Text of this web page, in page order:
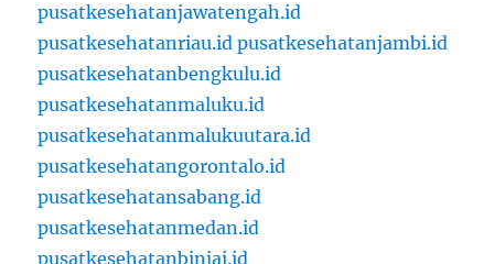
pusatkesehatanjawatengah.id
pusatkesehatanriau.id pusatkesehatanjambi.id
pusatkesehatanbengkulu.id
pusatkesehatanmaluku.id
pusatkesehatanmalukuutara.id
pusatkesehatangorontalo.id
pusatkesehatansabang.id
pusatkesehatanmedan.id
pusatkesehatanbinjai.id